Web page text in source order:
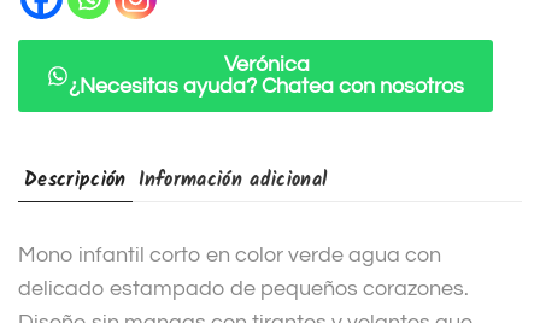
Verónica
¿Necesitas ayuda? Chatea con nosotros
Descripción Información adicional
Mono infantil corto en color verde agua con
delicado estampado de pequeños corazones.